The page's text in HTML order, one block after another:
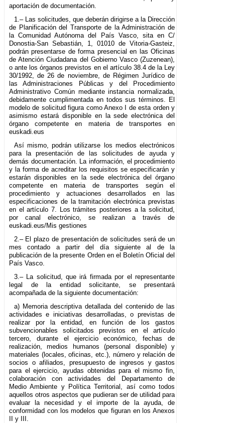
aportación de documentación.
1.– Las solicitudes, que deberán dirigirse a la Dirección
de Planificación del Transporte de la Administración de
la Comunidad Autónoma del País Vasco, sita en C/
Donostia-San Sebastián, 1, 01010 de Vitoria-Gasteiz,
podrán presentarse de forma presencial en las Oficinas
de Atención Ciudadana del Gobierno Vasco (Zuzenean),
o ante los órganos previstos en el artículo 38.4 de la Ley
30/1992, de 26 de noviembre, de Régimen Jurídico de
las Administraciones Públicas y del Procedimiento
Administrativo Común mediante instancia normalizada,
debidamente cumplimentada en todos sus términos. El
modelo de solicitud figura como Anexo I de esta orden y
asimismo estará disponible en la sede electrónica del
órgano competente en materia de transportes en
euskadi.eus
Así mismo, podrán utilizarse los medios electrónicos
para la presentación de las solicitudes de ayuda y
demás documentación. La información, el procedimiento
y la forma de acreditar los requisitos se especificarán y
estarán disponibles en la sede electrónica del órgano
competente en materia de transportes según el
procedimiento y actuaciones desarrollados en las
especificaciones de la tramitación electrónica previstas
en el artículo 7. Los trámites posteriores a la solicitud,
por canal electrónico, se realizan a través de
euskadi.eus/Mis gestiones
2.– El plazo de presentación de solicitudes será de un
mes contado a partir del día siguiente al de la
publicación de la presente Orden en el Boletín Oficial del
País Vasco.
3.– La solicitud, que irá firmada por el representante
legal de la entidad solicitante, se presentará
acompañada de la siguiente documentación:
a) Memoria descriptiva detallada del contenido de las
actividades e iniciativas desarrolladas, o previstas de
realizar por la entidad, en función de los gastos
subvencionables solicitados previstos en el artículo
tercero, durante el ejercicio económico, fechas de
realización, medios humanos (personal disponible) y
materiales (locales, oficinas, etc.), número y relación de
socios o afiliados, presupuesto de ingresos y gastos
para el ejercicio, ayudas obtenidas para el mismo fin,
colaboración con actividades del Departamento de
Medio Ambiente y Política Territorial, así como todos
aquellos otros aspectos que pudieran ser de utilidad para
evaluar la necesidad y el importe de la ayuda, de
conformidad con los modelos que figuran en los Anexos
II y III.